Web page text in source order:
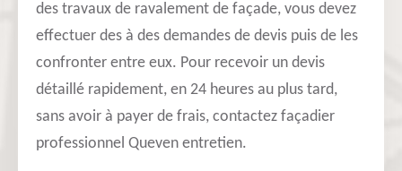
des travaux de ravalement de façade, vous devez
effectuer des à des demandes de devis puis de les
confronter entre eux. Pour recevoir un devis
détaillé rapidement, en 24 heures au plus tard,
sans avoir à payer de frais, contactez façadier
professionnel Queven entretien.